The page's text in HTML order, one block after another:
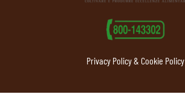
Privacy Policy & Cookie Policy